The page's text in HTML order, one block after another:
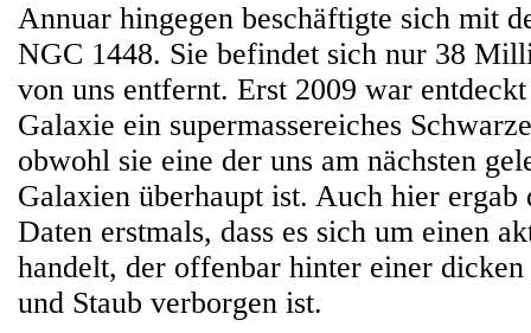
Annuar hingegen beschäftigte sich mit
NGC 1448. Sie befindet sich nur 38
von uns entfernt. Erst 2009 war
Galaxie ein supermassereiches
obwohl sie eine der uns am nächsten
Galaxien überhaupt ist. Auch hier
Daten erstmals, dass es sich um einen
handelt, der offenbar hinter einer dicken
und Staub verborgen ist.